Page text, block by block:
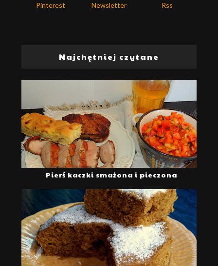
Pinterest Newsletter Rss
Najchętniej czytane
Pierś kaczki smażona i pieczona